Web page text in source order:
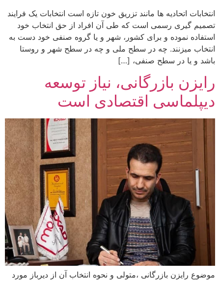
انتخابات اتحاديه ها مانند تزريق خون تازه است انتخابات يک فرايند
تصميم گيری رسمی است كه طی آن افراد از حق انتخاب خود
استفاده نموده و برای كشور، شهر و يا گروه صنفی خود دست به
انتخاب ميزنند. چه در سطح ملی و چه در سطح شهر و روستا
باشد و يا در سطح صنفی، […]
رایزن بازرگانی، نیاز توسعه
دیپلماسی اقتصادی است
موضوع رایزن بازرگانی ،متولی و نحوه انتخاب آن از دیرباز مورد